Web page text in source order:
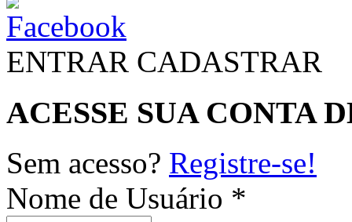
ENTRAR CADASTRAR
ACESSE SUA CONTA
Sem acesso? Registre-se!
Nome de Usuário *